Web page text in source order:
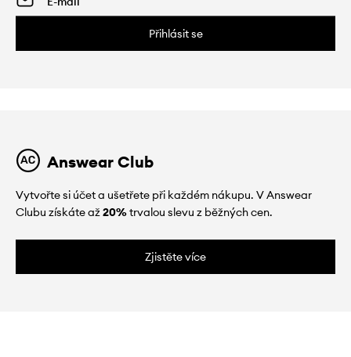
Přihlásit se
Answear Club
Vytvořte si účet a ušetřete při každém nákupu. V Answear
Clubu získáte až20%trvalou slevu z běžných cen.
Zjistěte více